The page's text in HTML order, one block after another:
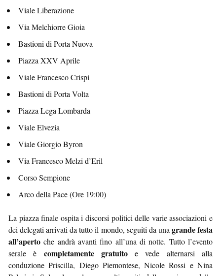
Viale Liberazione
Via Melchiorre Gioia
Bastioni di Porta Nuova
Piazza XXV Aprile
Viale Francesco Crispi
Bastioni di Porta Volta
Piazza Lega Lombarda
Viale Elvezia
Viale Giorgio Byron
Via Francesco Melzi d’Eril
Corso Sempione
Arco della Pace (Ore 19:00)
La piazza finale ospita i discorsi politici delle varie associazioni e
dei delegati arrivati da tutto il mondo, seguiti da una grande festa
all’aperto che andrà avanti fino all’una di notte. Tutto l’evento
serale è completamente gratuitoe vede alternarsi alla
conduzione Priscilla, Diego Piemontese, Nicole Rossi e Nina